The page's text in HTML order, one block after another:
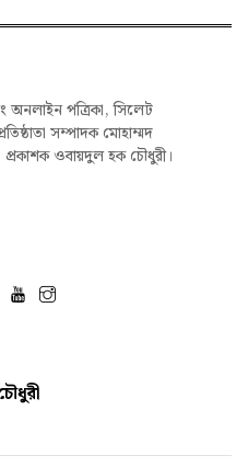
অনলাইন পত্রিকা, সিলেট
সম্পাদক মোহাম্মদ
ওবায়দুল হক চৌধুরী।